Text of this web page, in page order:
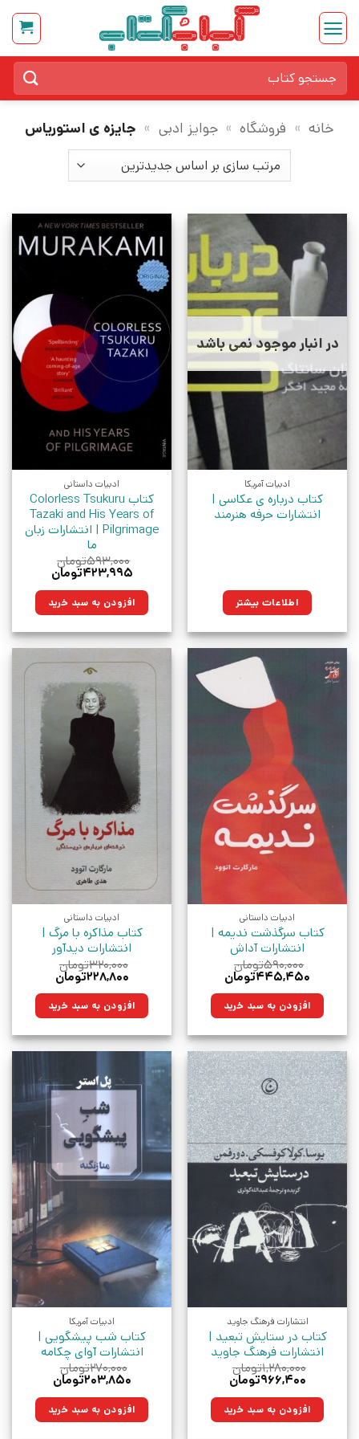
Skip
content
برای:
خانه » فروشگاه » جوایز ادبی » جایزه ی استوریاس
در انبار موجود نمی باشد
ادبیات آمریکا
کتاب درباره ی عکاسی |
انتشارات حرفه هنرمند
اطلاعات بیشتر
ادبیات داستانی
کتاب Colorless Tsukuru
Tazaki and His Years of
Pilgrimage | انتشارات زبان
ما
۵۹۳,۰۰۰تومان
قیمت
۵۹۳,۰۰۰تومان
بود.
۴۲۳,۹۹۵تومان
۴۲۳,۹۹۵تومان.افزودن به سبد خرید
ادبیات داستانی
کتاب سرگذشت ندیمه |
انتشارات آداش
۵۹۰,۰۰۰تومان
قیمت
۵۹۰,۰۰۰تومان
بود.
۴۴۵,۴۵۰تومان
۴۴۵,۴۵۰تومان. افزودن به سبد خرید
ادبیات داستانی
کتاب مذاکره با مرگ |
انتشارات دیدآور
۳۲۰,۰۰۰تومان
قیمت
۳۲۰,۰۰۰تومان
بود.
۲۲۸,۸۰۰تومان
۲۲۸,۸۰۰تومان.افزودن به سبد خرید
انتشارات فرهنگ جاوید
کتاب در ستایش تبعید |
انتشارات فرهنگ جاوید
۱,۲۸۰,۰۰۰تومان
قیمت
۱,۲۸۰,۰۰۰تومان
بود.
۹۶۶,۴۰۰تومان
۹۶۶,۴۰۰تومان.افزودن به سبد خرید
ادبیات آمریکا
کتاب شب پیشگویی |
انتشارات آوای چکامه
۲۷۰,۰۰۰تومان
قیمت
۲۷۰,۰۰۰تومان
بود.
۲۰۳,۸۵۰تومان
۲۰۳,۸۵۰تومان.افزودن به سبد خرید